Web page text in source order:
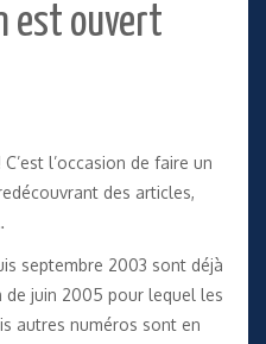
est ouvert
l’occasion de faire un
des articles,
septembre 2003 sont déjà
de juin 2005 pour lequel les
autres numéros sont en